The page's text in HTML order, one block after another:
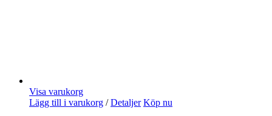
Visa varukorg
Lägg till i varukorg / Detaljer Köp nu